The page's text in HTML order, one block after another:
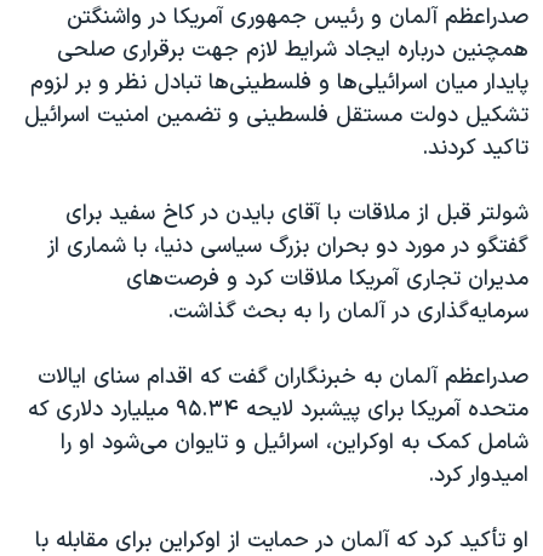
صدراعظم آلمان و رئیس جمهوری آمریکا در واشنگتن
همچنین درباره ایجاد شرایط لازم جهت برقراری صلحی
پایدار میان اسرائیلی‌ها و فلسطینی‌ها تبادل نظر و بر لزوم
تشکیل دولت مستقل فلسطینی و تضمین امنیت اسرائیل
تاکید کردند.‌
شولتر قبل از ملاقات با آقای بایدن در کاخ سفید برای
گفتگو در مورد دو بحران بزرگ سیاسی دنیا، با شماری از
مدیران تجاری آمریکا ملاقات کرد و فرصت‌های
سرمایه‌گذاری در آلمان را به بحث گذاشت.
صدراعظم آلمان به خبرنگاران گفت که اقدام سنای ایالات
متحده آمریکا برای پیشبرد لایحه ۹۵.۳۴ میلیارد دلاری که
شامل کمک به اوکراین، اسرائیل و تایوان می‌شود او را
امیدوار کرد.
او تأکید کرد که آلمان در حمایت از اوکراین برای مقابله با